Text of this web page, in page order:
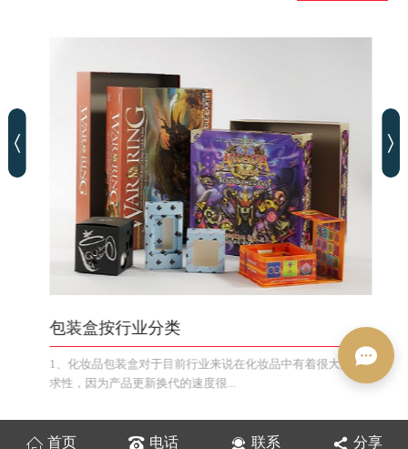
包装盒按行业分类
1、化妆品包装盒对于目前行业来说在化妆品中有着很大的需
求性，因为产品更新换代的速度很...
首页 电话 联系 分享